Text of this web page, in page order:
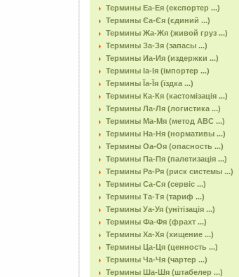
Термины Еа-Ея (експортер ...)
Термины Єа-Єя (єдиний ...)
Термины Жа-Жя (живой груз ...)
Термины За-Зя (запасы ...)
Термины Иа-Ия (издержки ...)
Термины Іа-Ія (імпортер ...)
Термины Їа-Їя (їздка ...)
Термины Ка-Кя (кастомізація ...)
Термины Ла-Ля (логистика ...)
Термины Ма-Мя (метод АВС ...)
Термины На-Ня (нормативы ...)
Термины Оа-Оя (опасность ...)
Термины Па-Пя (палетизація ...)
Термины Ра-Ря (риск системы ...)
Термины Са-Ся (сервіс ...)
Термины Та-Тя (тариф ...)
Термины Уа-Уя (унітізація ...)
Термины Фа-Фя (фрахт ...)
Термины Ха-Хя (хищение ...)
Термины Ца-Ця (ценность ...)
Термины Ча-Чя (чартер ...)
Термины Ша-Шя (штабелер ...)